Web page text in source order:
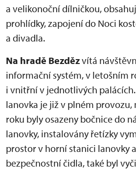
a velikonoční dílničkou,
prohlídky, zapojení do Noci
a divadla.
Na hradě Bezdězvítá
informační systém, v letošním
i vnitřní v jednotlivých
lanovka je již v plném
roku byly osazeny bočnice do
lanovky, instalovány řetízky
prostor v horní stanici lanovky
bezpečnostní čidla, také byl